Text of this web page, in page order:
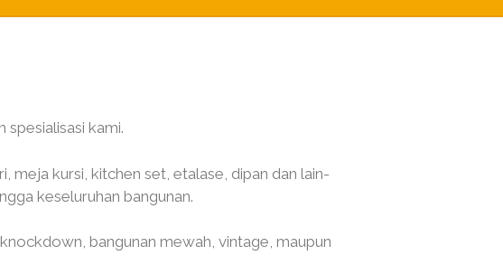
spesialisasi kami.
kursi, kitchen set, etalase, dipan dan lain-
keseluruhan bangunan.
bangunan mewah, vintage, maupun